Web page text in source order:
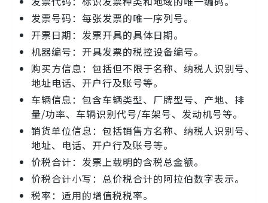
发票号码：每张发票的唯一序列号。
开票日期：发票开具的具体日期。
机器编号：开具发票的税控设备编号。
购买方信息：包括但不限于名称、纳税人识别号、
地址电话、开户行及账号等。
车辆信息：包含车辆类型、厂牌型号、产地、排
量/功率、车辆识别代号/车架号、发动机号等。
销货单位信息：包括销售方名称、纳税人识别号、
地址、电话、开户行及账号等。
价税合计：发票上载明的含税总金额。
价税合计小写：总价税合计的阿拉伯数字表示。
税率：适用的增值税税率。